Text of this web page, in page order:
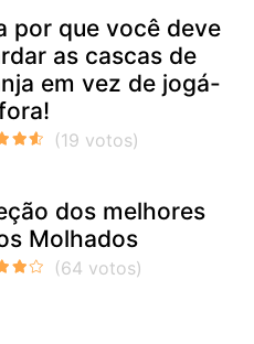
por que você deve
as cascas de
em vez de jogá-
dos melhores
Molhados